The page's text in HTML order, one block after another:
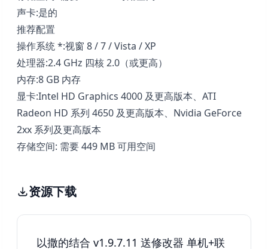
声卡:是的
推荐配置
操作系统 *:视窗 8 / 7 / Vista / XP
处理器:2.4 GHz 四核 2.0（或更高）
内存:8 GB 内存
显卡:Intel HD Graphics 4000 及更高版本、ATI
Radeon HD 系列 4650 及更高版本、Nvidia GeForce
2xx 系列及更高版本
存储空间: 需要 449 MB 可用空间
资源下载
以撒的结合 v1.9.7.11 送修改器 单机+联